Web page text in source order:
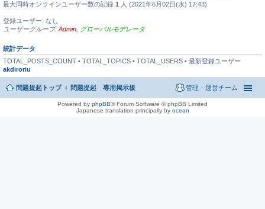
最大同時オンラインユーザー数の記録 1 人 (2021年6月02日(水) 17:43)
登録ユーザー: なし
ユーザーグループ: Admin グローバルモデレータ
統計データ
TOTAL_POSTS_COUNT • TOTAL_TOPICS • TOTAL_USERS • 最新登録ユーザー
akdiroriu
問題提起トップ 問題提起 専用掲示板 管理・運営チーム
Powered by phpBB® Forum Software © phpBB Limited
Japanese translation principally by ocean